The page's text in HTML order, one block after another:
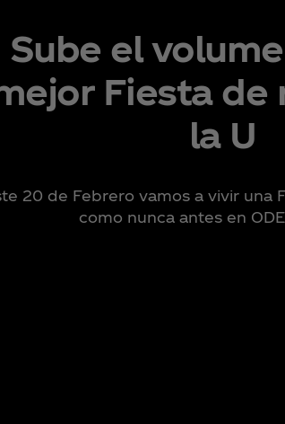
Sube el
Fiesta de
la U​
20 de Febrero vamos a vivir una
como nunca antes en